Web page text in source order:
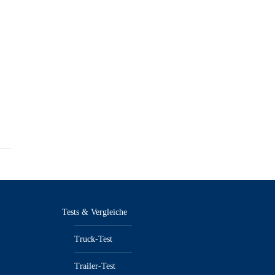
Tests & Vergleiche
Truck-Test
Trailer-Test